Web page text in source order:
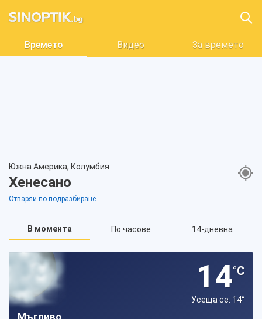
Времето Видео За времето
Южна Америка, Колумбия
Хенесано
Отваряй по подразбиране
В момента По часове 14-дневна
14°C
Усеща се: 14°
Мъгливо